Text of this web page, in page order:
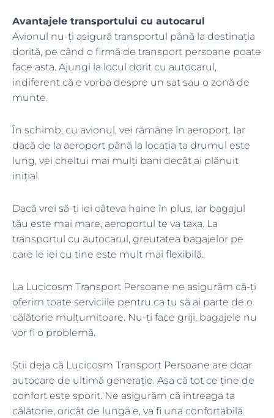
Avantajele transportului cu autocarul
Avionul nu-ți asigură transportul până la destinația
dorită, pe când o firmă de transport persoane poate
face asta. Ajungi la locul dorit cu autocarul,
indiferent că e vorba despre un sat sau o zonă de
munte.
În schimb, cu avionul, vei rămâne în aeroport. Iar
dacă de la aeroport până la locația ta drumul este
lung, vei cheltui mai mulți bani decât ai plănuit
inițial.
Dacă vrei să-ți iei câteva haine în plus, iar bagajul
tău este mai mare, aeroportul te va taxa. La
transportul cu autocarul, greutatea bagajelor pe
care le iei cu tine este mult mai flexibilă.
La Lucicosm Transport Persoane ne asigurăm că-ți
oferim toate serviciile pentru ca tu să ai parte de o
călătorie mulțumitoare. Nu-ți face griji, bagajele nu
vor fi o problemă.
Știi deja că Lucicosm Transport Persoane are doar
autocare de ultimă generație. Așa că tot ce ține de
confort este sporit. Ne asigurăm că întreaga ta
călătorie, oricât de lungă e, va fi una confortabilă.